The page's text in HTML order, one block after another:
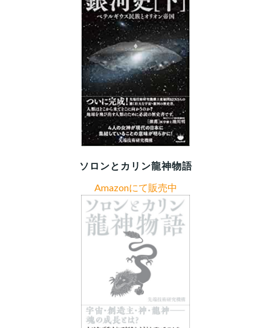
ソロンとカリン龍神物語
Amazonにて販売中